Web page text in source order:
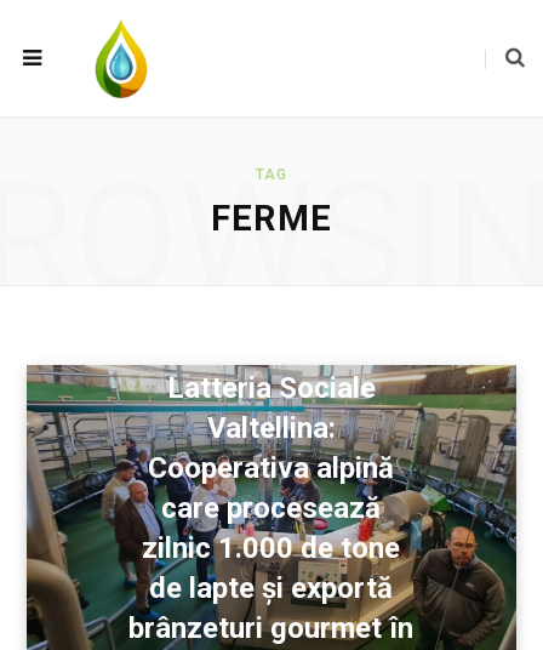
TAG
FERME
Latteria Sociale
Valtellina:
Cooperativa alpină
care procesează
zilnic 1.000 de tone
de lapte și exportă
brânzeturi gourmet în